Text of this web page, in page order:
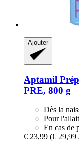
Ajouter
Aptamil
PRE, 800 g
Dès la
Pour
En cas de
€ 23,99 (€ 29,99